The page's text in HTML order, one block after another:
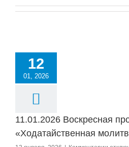
12
01, 2026
11.01.2026 Воскресная
«Ходатайственная